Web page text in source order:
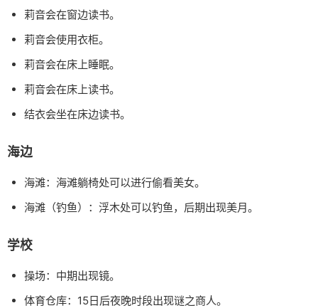
莉音会在窗边读书。
莉音会使用衣柜。
莉音会在床上睡眠。
莉音会在床上读书。
结衣会坐在床边读书。
海边
海滩：海滩躺椅处可以进行偷看美女。
海滩（钓鱼）：浮木处可以钓鱼，后期出现美月。
学校
操场：中期出现镜。
体育仓库：15日后夜晚时段出现谜之商人。